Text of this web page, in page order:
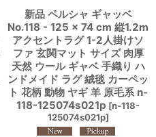
新品 ペルシャ ギャッベ
No.118 - 125 × 74 cm 縦1.2m
アクセントラグ 1-2人掛けソ
ファ 玄関マット サイズ 肉厚
天然 ウール ギャベ 手織り ハ
ンドメイド ラグ 絨毯 カーペッ
ト 花柄 動物 ヤギ 羊 原毛系 n-
118-125074s021p [n-118-
125074s021p]